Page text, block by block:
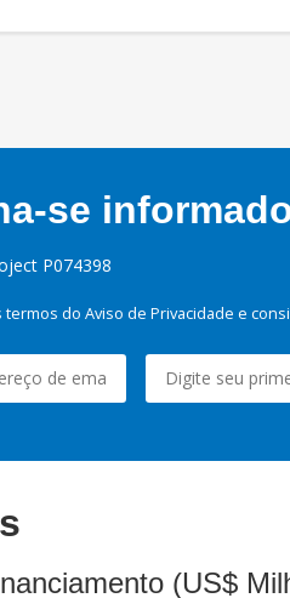
se
P074398
termos do Aviso de Privacidade e
(US$